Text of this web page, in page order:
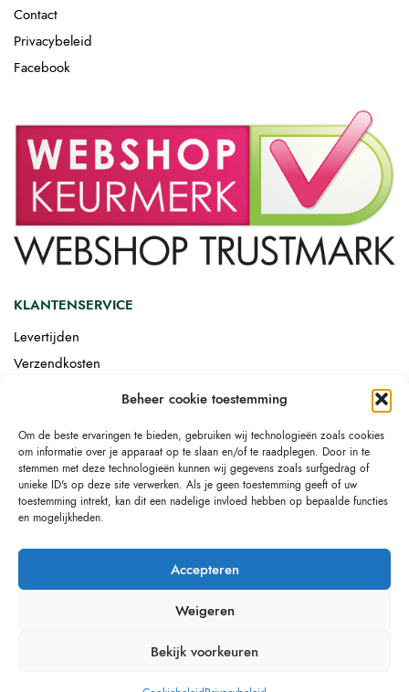
Beheer cookie toestemming
Om de beste ervaringen te bieden, gebruiken wij technologieën zoals cookies
om informatie over je apparaat op te slaan en/of te raadplegen. Door in te
stemmen met deze technologieën kunnen wij gegevens zoals surfgedrag of
unieke ID's op deze site verwerken. Als je geen toestemming geeft of uw
toestemming intrekt, kan dit een nadelige invloed hebben op bepaalde functies
en mogelijkheden.
Accepteren
Weigeren
Bekijk voorkeuren
Contact
Privacybeleid
Facebook
KLANTENSERVICE
Levertijden
Verzendkosten
Afgemonteerd laten bezorgen
Drop-shipping
Link building